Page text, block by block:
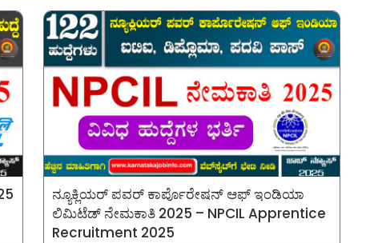
ನ್ಯೂಕ್ಲಿಯರ್ ಪವರ್ ಕಾರ್ಪೊರೇಷನ್ ಆಫ್ ಇಂಡಿಯಾ
ಲಿಮಿಟೆಡ್ ನೇಮಕಾತಿ 2025 – NPCIL Apprentice
Recruitment 2025